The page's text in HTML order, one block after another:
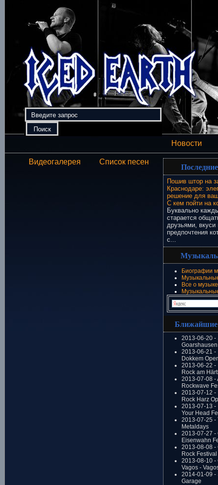
Новости
Видеогалерея Список песен
Пошив штор на
Краснодаре:
решение для
С кем пойти на
Буквально
старается
друзьями, вкуси
предпочтения
с...
Биографии
Все о музыке
2013-06-20 -
2013-06-21 -
Dokkem
2013-06-22 -
Rock am
2013-07-08 -
Rockwave
2013-07-12 -
Rock Harz
2013-07-13 -
Your Head
2013-07-25 -
Metaldays
2013-07-27 -
Eisenwahn
2013-08-08 -
Rock Festival
2013-08-10 -
Vagos -
2014-01-09 -
Garage